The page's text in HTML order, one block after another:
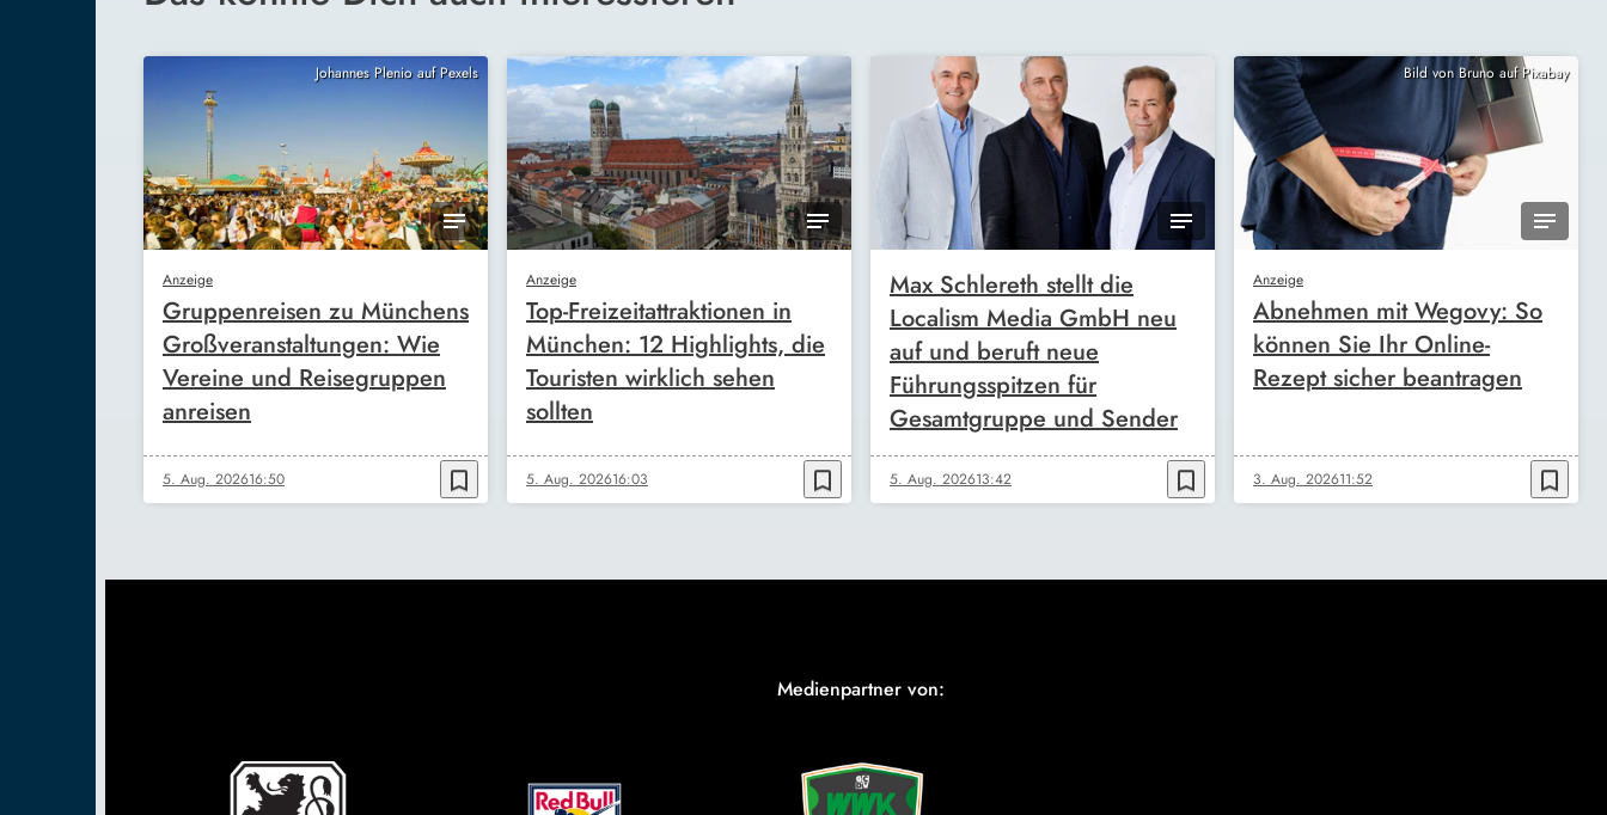
Johannes Plenio auf Pexels
Anzeige
Gruppenreisen zu Münchens
Großveranstaltungen: Wie
Vereine und Reisegruppen
anreisen
5. Aug. 202616:50 bookmark_border
Anzeige
Top-Freizeitattraktionen in
München: 12 Highlights, die
Touristen wirklich sehen
sollten
5. Aug. 202616:03 bookmark_border
Max Schlereth stellt die
Localism Media GmbH neu
auf und beruft neue
Führungsspitzen für
Gesamtgruppe und Sender
5. Aug. 202613:42 bookmark_border
Bild von Bruno auf Pixabay
Anzeige
Abnehmen mit Wegovy: So
können Sie Ihr Online-
Rezept sicher beantragen
3. Aug. 202611:52 bookmark_border
Medienpartner von: